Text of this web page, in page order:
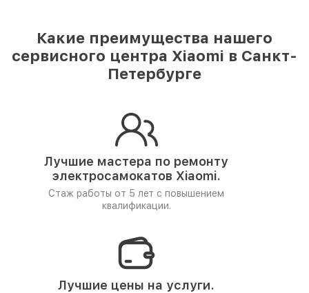
Какие преимущества нашего
сервисного центра Xiaomi в Санкт-
Петербурге
Лучшие мастера по ремонту
электросамокатов Xiaomi.
Стаж работы от 5 лет с повышением
квалификации.
Лучшие цены на услуги.